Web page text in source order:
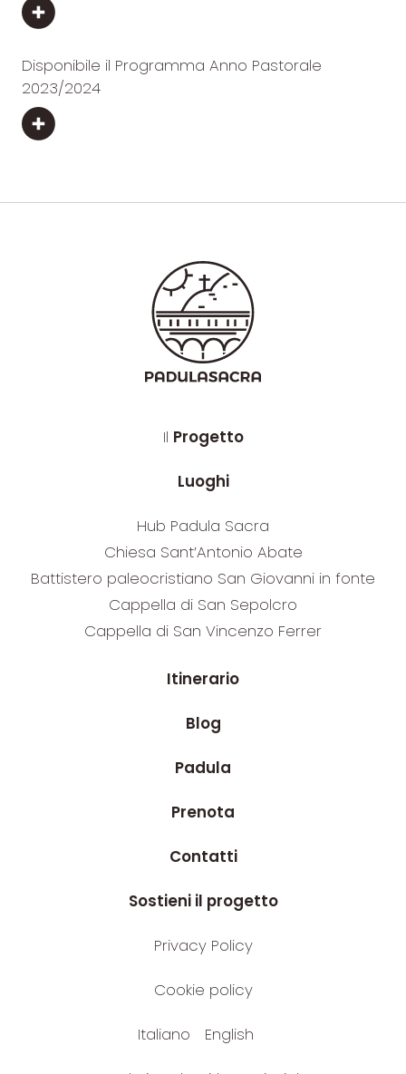
Disponibile il Programma Anno Pastorale
2023/2024
Il Progetto
Luoghi
Hub Padula Sacra
Chiesa Sant’Antonio Abate
Battistero paleocristiano San Giovanni in fonte
Cappella di San Sepolcro
Cappella di San Vincenzo Ferrer
Itinerario
Blog
Padula
Prenota
Contatti
Sostieni il progetto
Privacy Policy
Cookie policy
Italiano English